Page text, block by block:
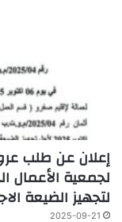
لجمعية الأعمال
لتجهيز الضيعة
2025-09-21